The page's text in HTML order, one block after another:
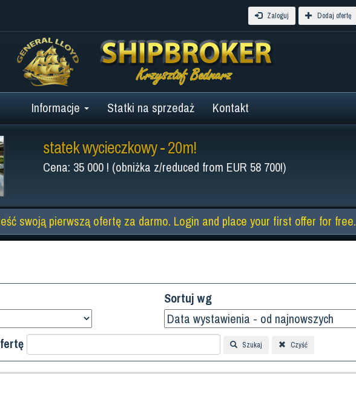
Zaloguj Dodaj ofertę
Informacje Statki na sprzedaż Kontakt
statek wycieczkowy - 20m!
Cena: 35 000 ! (obniżka z/reduced from EUR 58 700!)
swoją pierwszą ofertę za darmo. Login and place your first offer for free.
Sortuj wg
Szukaj Czyść